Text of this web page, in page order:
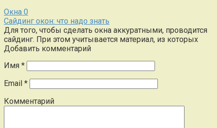
Окна 0
Сайдинг окон: что надо знать
Для того, чтобы сделать окна аккуратными, проводится
сайдинг. При этом учитывается материал, из которых
Добавить комментарий
Имя *
Email *
Комментарий